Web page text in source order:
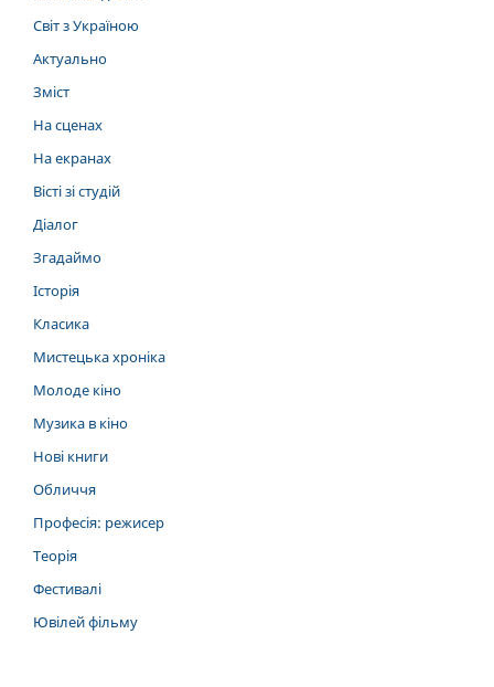
Світ з Україною
Актуально
Зміст
На сценах
На екранах
Вісті зі студій
Діалог
Згадаймо
Історія
Класика
Мистецька хроніка
Молоде кіно
Музика в кіно
Нові книги
Обличчя
Професія: режисер
Теорія
Фестивалі
Ювілей фільму